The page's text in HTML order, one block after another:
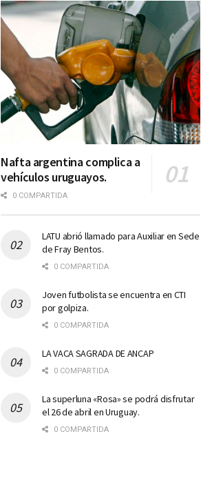
Nafta argentina complica a
vehículos uruguayos.
0 COMPARTIDA
LATU abrió llamado para Auxiliar en Sede
de Fray Bentos.
0 COMPARTIDA
Joven futbolista se encuentra en CTI
por golpiza.
0 COMPARTIDA
LA VACA SAGRADA DE ANCAP
0 COMPARTIDA
La superluna «Rosa» se podrá disfrutar
el 26 de abril en Uruguay.
0 COMPARTIDA